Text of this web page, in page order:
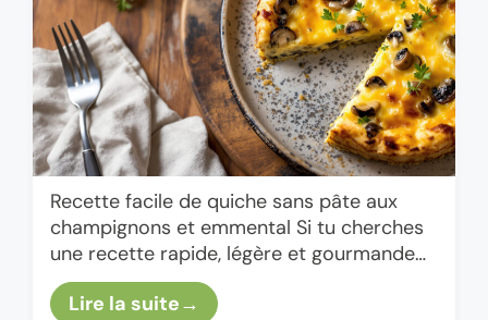
Recette facile de quiche sans pâte aux
champignons et emmental Si tu cherches
une recette rapide, légère et gourmande
pour tes repas, cette quiche sans pâte aux
champignons et emmental …
Lire la suite